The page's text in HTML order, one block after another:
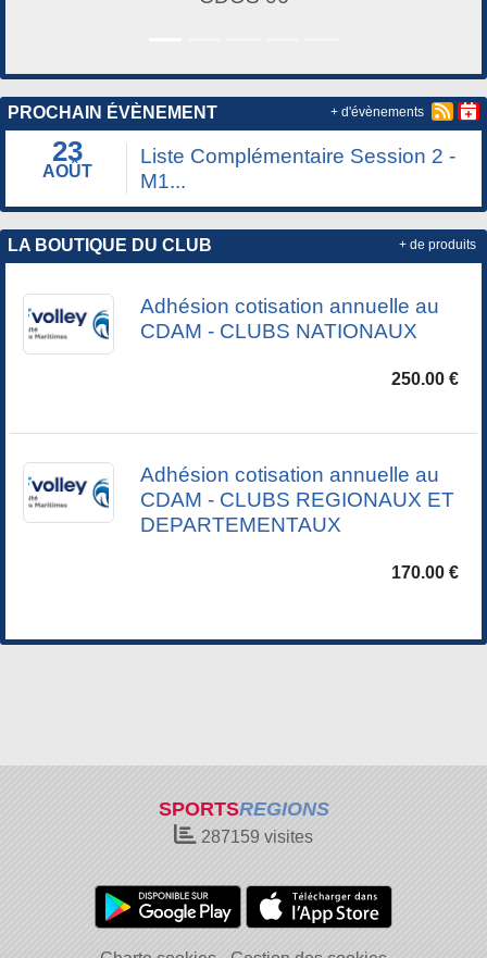
PROCHAIN ÉVÈNEMENT
23
AOÛT
Liste Complémentaire Session 2 -
M1...
+ d'évènements
LA BOUTIQUE DU CLUB
Adhésion cotisation annuelle au
CDAM - CLUBS NATIONAUX
250.00 €
Adhésion cotisation annuelle au
CDAM - CLUBS REGIONAUX ET
DEPARTEMENTAUX
170.00 €
+ de produits
SPORTSREGIONS
287159 visites